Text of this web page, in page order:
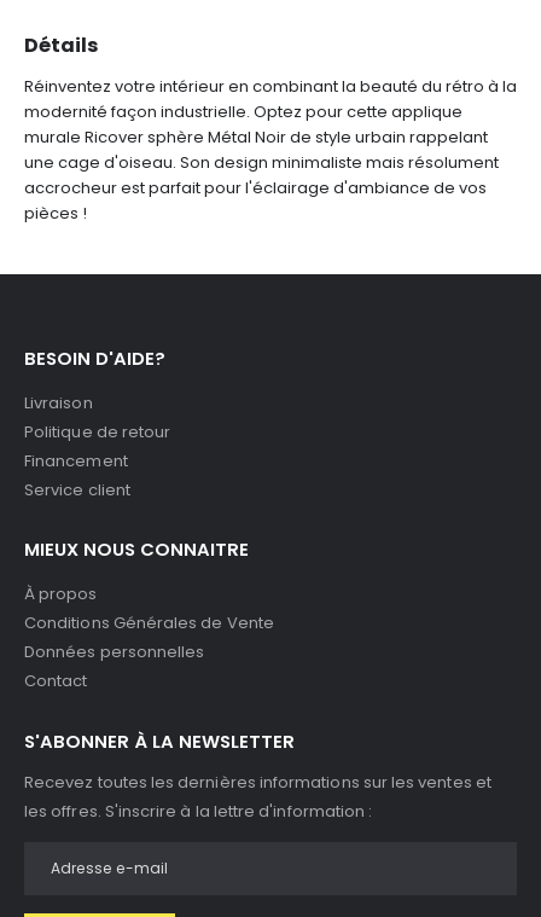
Détails
Réinventez votre intérieur en combinant la beauté du rétro à la
modernité façon industrielle. Optez pour cette applique
murale Ricover sphère Métal Noir de style urbain rappelant
une cage d'oiseau. Son design minimaliste mais résolument
accrocheur est parfait pour l'éclairage d'ambiance de vos
pièces !
BESOIN D'AIDE?
Livraison
Politique de retour
Financement
Service client
MIEUX NOUS CONNAITRE
À propos
Conditions Générales de Vente
Données personnelles
Contact
S'ABONNER À LA NEWSLETTER
Recevez toutes les dernières informations sur les ventes et
les offres. S'inscrire à la lettre d'information :